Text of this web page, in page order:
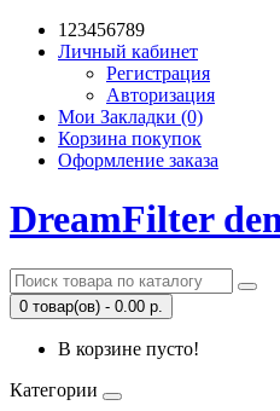
123456789
Личный кабинет
Регистрация
Авторизация
Мои Закладки (0)
Корзина покупок
Оформление заказа
DreamFilter
0 товар(ов) - 0.00 р.
В корзине пусто!
Категории